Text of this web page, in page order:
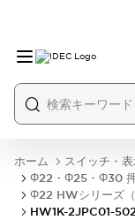
ホーム スイッチ・
Φ22・Φ25・Φ30
Φ22 HWシリーズ
HW1K-2JPC01-